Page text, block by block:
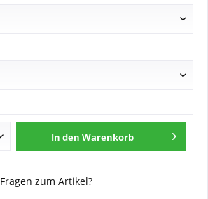
In den Warenkorb
Fragen zum Artikel?